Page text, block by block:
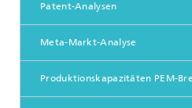
Patent-Analysen
Meta-Markt-Analyse
Produktionskapazitäten PEM-